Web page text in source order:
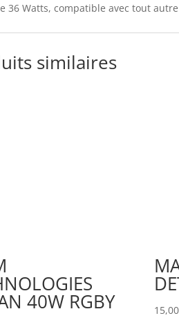
36 Watts, compatible avec tout
similaires
40W RGBY